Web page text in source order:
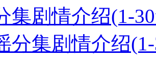
集剧情介绍(1-
分集剧情介绍